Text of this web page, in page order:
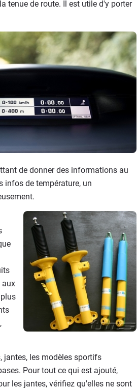
tenue de route. Il est utile d'y porter
de donner des informations au
infos de température, un
aux
jantes, les modèles sportifs
Pour tout ce qui est ajouté,
les jantes, vérifiez qu'elles ne sont